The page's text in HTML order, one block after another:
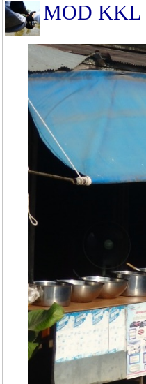
MOD KKL